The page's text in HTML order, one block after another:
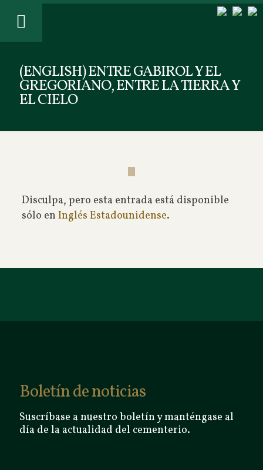
(ENGLISH) ENTRE GABIROL Y EL
GREGORIANO, ENTRE LA TIERRA Y
EL CIELO
Disculpa, pero esta entrada está disponible
sólo en Inglés Estadounidense.
Boletín de noticias
Suscríbase a nuestro boletín y manténgase al
día de la actualidad del cementerio.